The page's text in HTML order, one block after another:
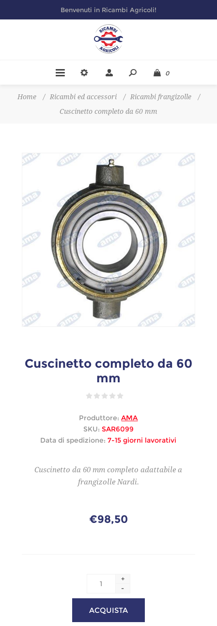
Benvenuti in Ricambi Agricoli!
0
Home / Ricambi ed accessori / Ricambi frangizolle
/
Cuscinetto completo da 60 mm
Cuscinetto completo da 60
mm
Produttore: AMA
SKU: SAR6099
Data di spedizione: 7-15 giorni lavorativi
Cuscinetto da 60 mm completo adattabile a
frangizolle Nardi.
€98,50
+
-